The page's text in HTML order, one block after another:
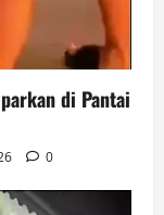
di Pantai
0